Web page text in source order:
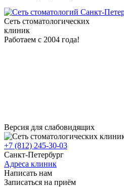
Сеть стоматологических
клиник
Работаем с 2004 года!
Версия для слабовидящих
+7 (812) 245-30-03
Санкт-Петербург
Адреса клиник
Написать нам
Записаться на приём